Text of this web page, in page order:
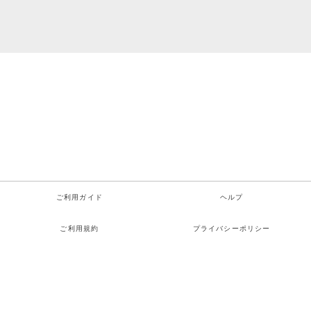
ご利用ガイド ヘルプ
ご利用規約 プライバシーポリシー